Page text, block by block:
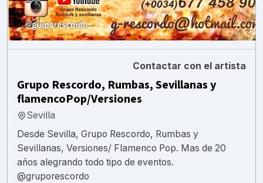
Contactar con el artista
Grupo Rescordo, Rumbas, Sevillanas y
flamencoPop/Versiones
Sevilla
Desde Sevilla, Grupo Rescordo, Rumbas y
Sevillanas, Versiones/ Flamenco Pop. Mas de 20
años alegrando todo tipo de eventos.
@gruporescordo